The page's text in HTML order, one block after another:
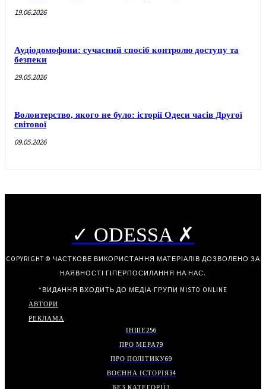
19.06.2026
Аудіодомофони: сучасний спосіб контролю доступу та
безпеки
29.05.2026
Волонтерство, якого не було: історії Одеси часів Другої
світової
09.05.2026
✓ ODESSA ✗
COPYRIGHT © ЧАСТКОВЕ ВИКОРИСТАННЯ МАТЕРІАЛІВ ДОЗВОЛЕНО ЗА
НАЯВНОСТІ ГІПЕРПОСИЛАННЯ НА НАС.
*ВИДАННЯ ВХОДИТЬ ДО МЕДІА-ГРУПИ MISTO ONLINE
АВТОРИ
РЕКЛАМА
ІНШЕ256
ПРО МЕРА79
ПРО ПОЛІТИКУ69
ВОЄННА ІСТОРІЯ34
БЕЗ КАТЕГОРІЇ3